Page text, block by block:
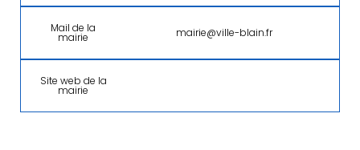
Mail de la
mairie mairie@ville-blain.fr
Site web de la
mairie